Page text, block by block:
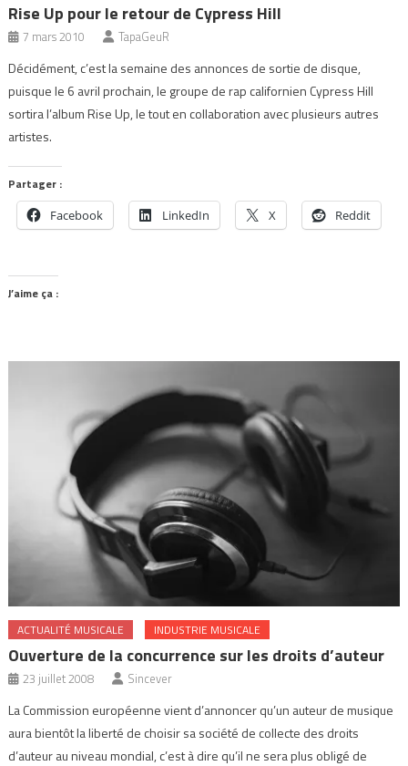
Rise Up pour le retour de Cypress Hill
7 mars 2010 TapaGeuR
Décidément, c’est la semaine des annonces de sortie de disque,
puisque le 6 avril prochain, le groupe de rap californien Cypress Hill
sortira l’album Rise Up, le tout en collaboration avec plusieurs autres
artistes.
Partager :
Facebook LinkedIn X Reddit
J’aime ça :
ACTUALITÉ MUSICALE INDUSTRIE MUSICALE
Ouverture de la concurrence sur les droits d’auteur
23 juillet 2008 Sincever
La Commission européenne vient d’annoncer qu’un auteur de musique
aura bientôt la liberté de choisir sa société de collecte des droits
d’auteur au niveau mondial, c’est à dire qu’il ne sera plus obligé de